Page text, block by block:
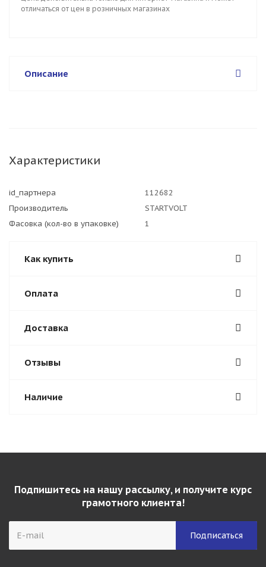
отличаться от цен в розничных магазинах
Описание
Характеристики
id_партнера
112682
Производитель
STARTVOLT
Фасовка (кол-во в упаковке)
1
Как купить
Оплата
Доставка
Отзывы
Наличие
Подпишитесь на нашу рассылку, и получите курс
грамотного клиента!